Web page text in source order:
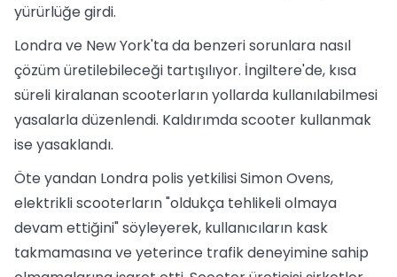
yürürlüğe girdi.
Londra ve New York'ta da benzeri sorunlara nasıl
çözüm üretilebileceği tartışılıyor. İngiltere'de, kısa
süreli kiralanan scooterların yollarda kullanılabilmesi
yasalarla düzenlendi. Kaldırımda scooter kullanmak
ise yasaklandı.
Öte yandan Londra polis yetkilisi Simon Ovens,
elektrikli scooterların "oldukça tehlikeli olmaya
devam ettiğini" söyleyerek, kullanıcıların kask
takmamasına ve yeterince trafik deneyimine sahip